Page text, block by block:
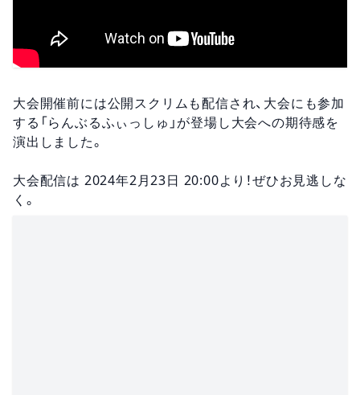
大会開催前には公開スクリムも配信され、大会にも参加
する「らんぶるふぃっしゅ」が登場し大会への期待感を
演出しました。
大会配信は 2024年2月23日 20:00より！ぜひお見逃しな
く。